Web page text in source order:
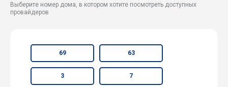
Выберите номер дома, в котором хотите посмотреть доступных
провайдеров
69 63
3 7